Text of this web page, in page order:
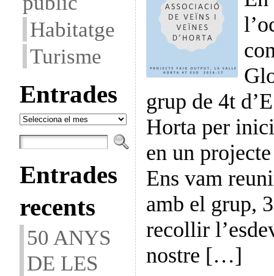
Habitatge
Turisme
Entrades
Entrades
Entrades
recents
50 ANYS
DE LES
grup de 4t
Horta per
en un
Ens vam
amb el grup,
recollir
nostre […]